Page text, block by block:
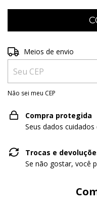
Entregas para o CEP:
Meios de envio
Não sei meu CEP
Compra protegida
Seus dados
Trocas e
Se não gostar, você